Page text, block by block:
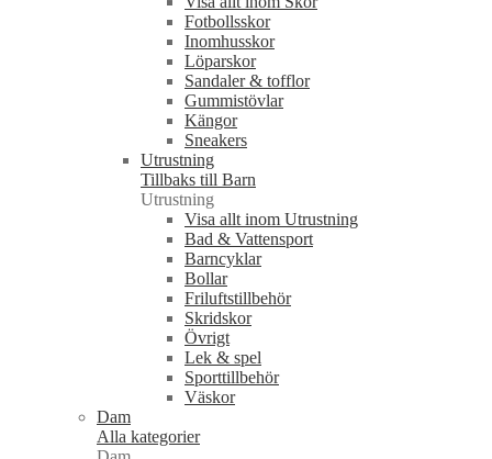
Fotbollsskor
Inomhusskor
Löparskor
Sandaler & tofflor
Gummistövlar
Kängor
Sneakers
Utrustning
Tillbaks till Barn
Utrustning
Visa allt inom Utrustning
Bad & Vattensport
Barncyklar
Bollar
Friluftstillbehör
Skridskor
Övrigt
Lek & spel
Sporttillbehör
Väskor
Dam
Alla kategorier